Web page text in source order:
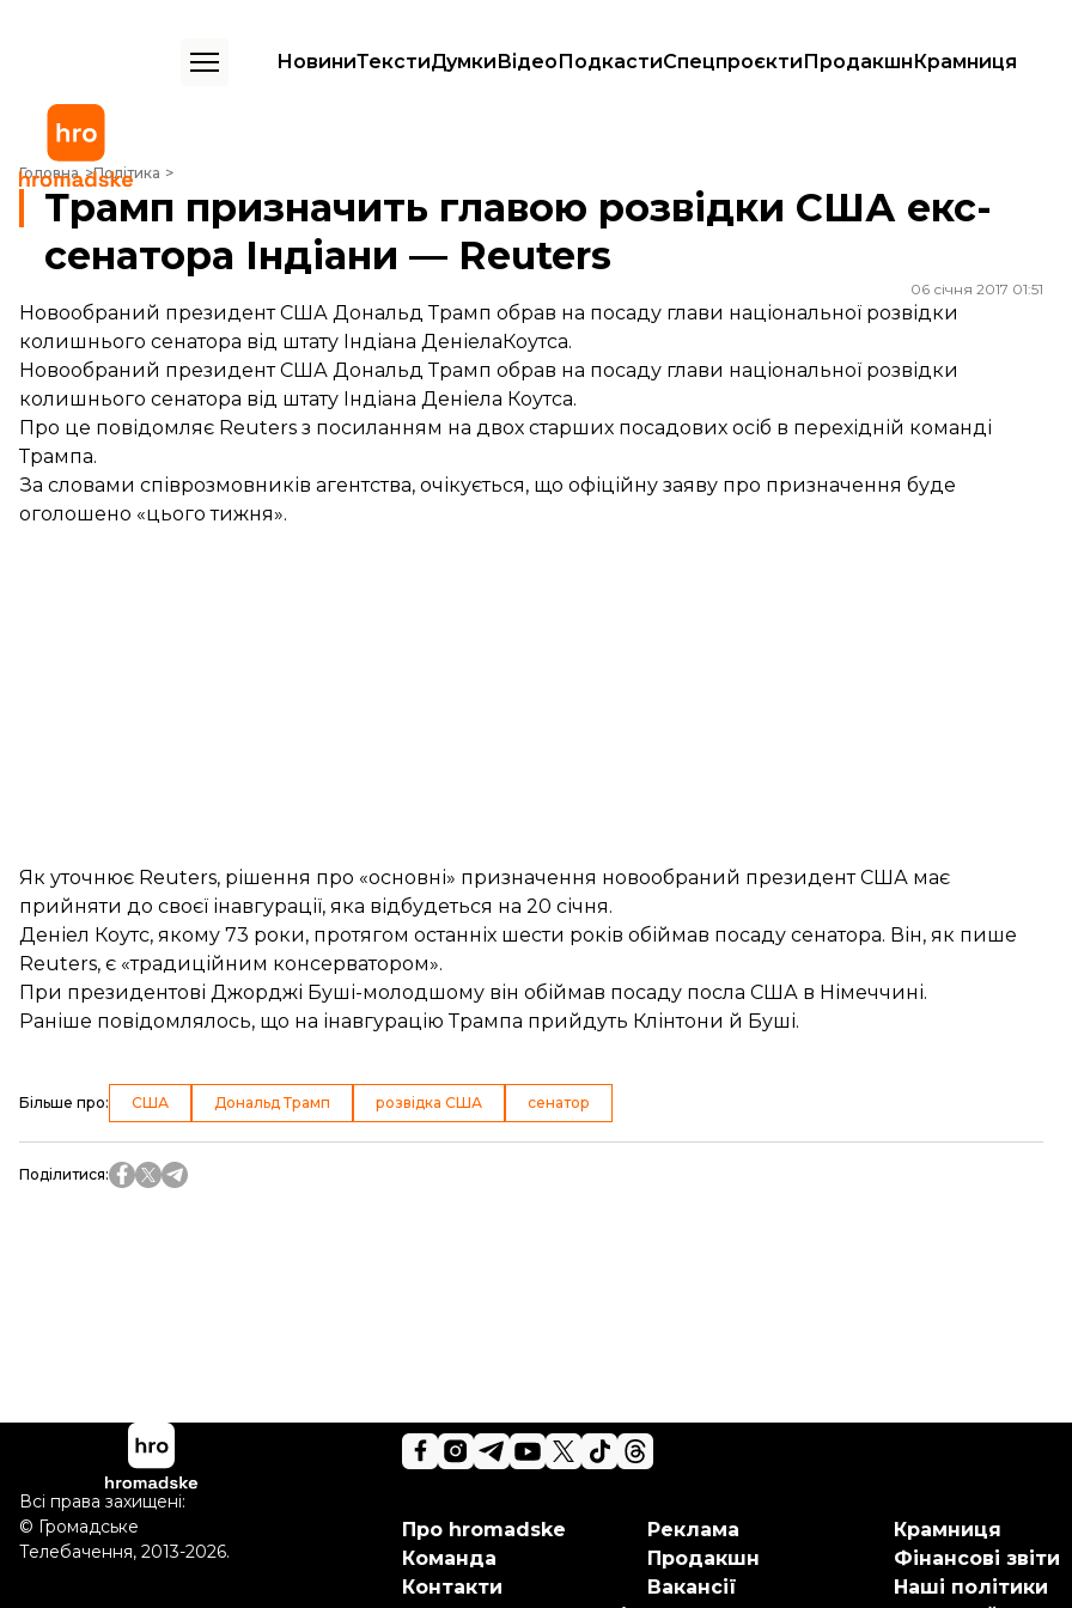
НовиниТекстиДумкиВідеоПодкастиСпецпроєктиПродакшнКрамниця
Головна Політика
Трамп призначить главою розвідки США екс-сенатора Індіани — Reuters
Трамп призначить главою розвідки США екс-
сенатора Індіани — Reuters
06 січня 2017 01:51
Новообраний президент США Дональд Трамп обрав на посаду глави національної розвідки
колишнього сенатора від штату Індіана ДеніелаКоутса.
Новообраний президент США Дональд Трамп обрав на посаду глави національної розвідки
колишнього сенатора від штату Індіана Деніела Коутса.
Про це повідомляє Reuters з посиланням на двох старших посадових осіб в перехідній команді
Трампа.
За словами співрозмовників агентства, очікується, що офіційну заяву про призначення буде
оголошено «цього тижня».
Як уточнює Reuters, рішення про «основні» призначення новообраний президент США має
прийняти до своєї інавгурації, яка відбудеться на 20 січня.
Деніел Коутс, якому 73 роки, протягом останніх шести років обіймав посаду сенатора. Він, як пише
Reuters, є «традиційним консерватором».
При президентові Джорджі Буші-молодшому він обіймав посаду посла США в Німеччині.
Раніше повідомлялось, що на інавгурацію Трампа прийдуть Клінтони й Буші.
Більше про: США Дональд Трамп розвідка США сенатор
Поділитися:
Про hromadske
Команда
Контакти
Реклама
Продакшн
Вакансії
Крамниця
Фінансові звіти
Наші політики
Всі права захищені:
© Громадське
Телебачення, 2013-2026.